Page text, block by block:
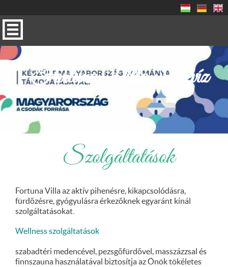
Fortuna Villa Hévíz
Szolgáltatások
Fortuna Villa az aktív pihenésre, kikapcsolódásra,
fürdőzésre, gyógyulásra érkezőknek egyaránt kínál
szolgáltatásokat.
Wellness szolgáltatások
szabadtéri medencével, pezsgőfürdővel, masszázzsal és
finnszauna használatával biztosítja az Önök tökéletes